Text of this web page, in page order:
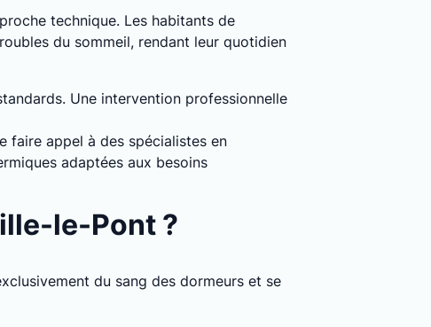
technique. Les habitants de
du sommeil, rendant leur quotidien
Une intervention professionnelle
faire appel à des spécialistes en
adaptées aux besoins
le-Pont ?
du sang des dormeurs et se